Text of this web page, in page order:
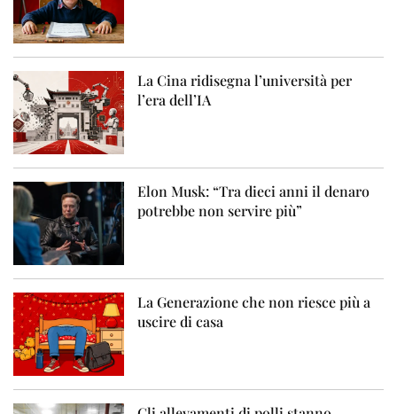
La Cina ridisegna l’università per
l’era dell’IA
Elon Musk: “Tra dieci anni il denaro
potrebbe non servire più”
La Generazione che non riesce più a
uscire di casa